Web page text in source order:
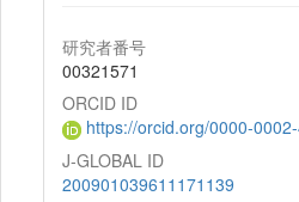
研究者番号
00321571
ORCID ID
https://orcid.org/0000-
J-GLOBAL ID
200901039611171139